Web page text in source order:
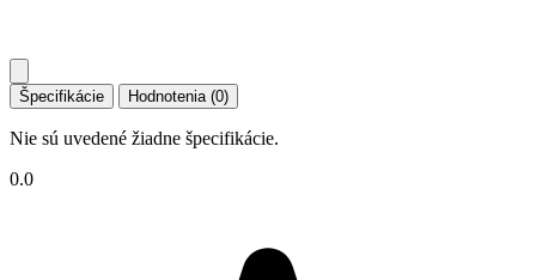
Špecifikácie Hodnotenia (0)
Nie sú uvedené žiadne špecifikácie.
0.0